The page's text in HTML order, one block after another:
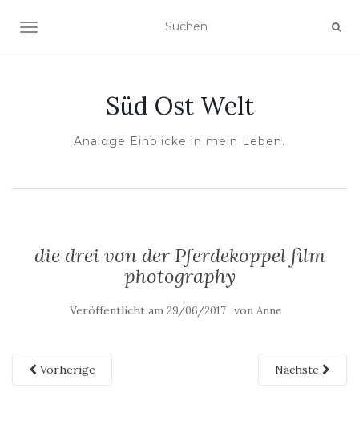
NAVIGATION UMSCHALTEN
Süd Ost Welt
Analoge Einblicke in mein Leben.
die drei von der Pferdekoppel film
photography
Veröffentlicht am 29/06/2017 von Anne
Vorherige Nächste